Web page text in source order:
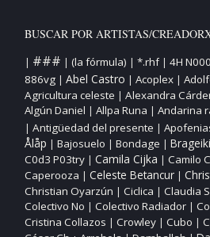
BUSCAR POR ARTISTAS/
| ### | (la fórmula) | *.rhf| 4H
886vg| Abel Castro | Acoplex|
Agricultura celeste | Alexandra
Algún Daniel | Allpa Runa | Andarina
| Antigüedad del presente |
Ålåp | Bajosuelo | Bondage | Brageiki
C0d3 P03try| Camila Cijka | Camilo
Caperooza | Celeste Betancur|
Christian Oyarzún | Ciclica | Claudia
Colectivo No | Colectivo Radiador|
Cristina Collazos | Crowley| Cubo |